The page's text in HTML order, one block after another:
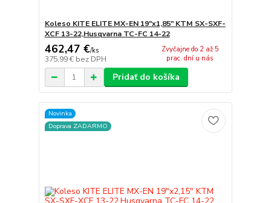
Koleso KITE ELITE MX-EN 19"x1,85" KTM SX-SXF-
XCF 13-22,Husqvarna TC-FC 14-22
462,47 €/ks
375,99 € bez DPH
Zvyčajne do 2 až 5
prac. dní u nás
Pridať do košíka
Novinka
Doprava ZADARMO